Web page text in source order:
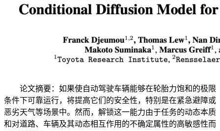
论文摘要：如果使自动驾驶车辆能够在轮胎力饱和的极限
条件下可靠运行，将提高它们的安全性，特别是在紧急避障或
恶劣天气等场景中。然而，解锁这一能力由于任务的动态本质
和对道路、车辆及其动态相互作用的不确定属性的高敏感性而